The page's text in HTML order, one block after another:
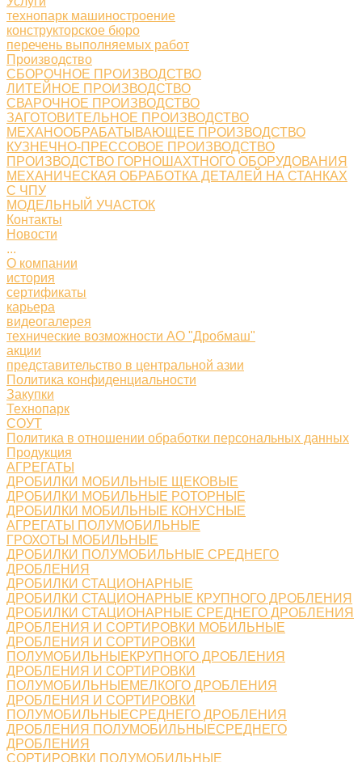
технопарк машиностроение
конструкторское бюро
перечень выполняемых работ
Производство
СБОРОЧНОЕ ПРОИЗВОДСТВО
ЛИТЕЙНОЕ ПРОИЗВОДСТВО
СВАРОЧНОЕ ПРОИЗВОДСТВО
ЗАГОТОВИТЕЛЬНОЕ ПРОИЗВОДСТВО
МЕХАНООБРАБАТЫВАЮЩЕЕ ПРОИЗВОДСТВО
КУЗНЕЧНО-ПРЕССОВОЕ ПРОИЗВОДСТВО
ПРОИЗВОДСТВО ГОРНОШАХТНОГО ОБОРУДОВАНИЯ
МЕХАНИЧЕСКАЯ ОБРАБОТКА ДЕТАЛЕЙ НА СТАНКАХ
С ЧПУ
МОДЕЛЬНЫЙ УЧАСТОК
Контакты
Новости
...
О компании
история
сертификаты
карьера
видеогалерея
технические возможности АО "Дробмаш"
акции
представительство в центральной азии
Политика конфиденциальности
Закупки
Технопарк
СОУТ
Политика в отношении обработки персональных данных
Продукция
АГРЕГАТЫ
ДРОБИЛКИ МОБИЛЬНЫЕ ЩЕКОВЫЕ
ДРОБИЛКИ МОБИЛЬНЫЕ РОТОРНЫЕ
ДРОБИЛКИ МОБИЛЬНЫЕ КОНУСНЫЕ
АГРЕГАТЫ ПОЛУМОБИЛЬНЫЕ
ГРОХОТЫ МОБИЛЬНЫЕ
ДРОБИЛКИ ПОЛУМОБИЛЬНЫЕ СРЕДНЕГО
ДРОБЛЕНИЯ
ДРОБИЛКИ СТАЦИОНАРНЫЕ
ДРОБИЛКИ СТАЦИОНАРНЫЕ КРУПНОГО ДРОБЛЕНИЯ
ДРОБИЛКИ СТАЦИОНАРНЫЕ СРЕДНЕГО ДРОБЛЕНИЯ
ДРОБЛЕНИЯ И СОРТИРОВКИ МОБИЛЬНЫЕ
ДРОБЛЕНИЯ И СОРТИРОВКИ
ПОЛУМОБИЛЬНЫЕКРУПНОГО ДРОБЛЕНИЯ
ДРОБЛЕНИЯ И СОРТИРОВКИ
ПОЛУМОБИЛЬНЫЕМЕЛКОГО ДРОБЛЕНИЯ
ДРОБЛЕНИЯ И СОРТИРОВКИ
ПОЛУМОБИЛЬНЫЕСРЕДНЕГО ДРОБЛЕНИЯ
ДРОБЛЕНИЯ ПОЛУМОБИЛЬНЫЕСРЕДНЕГО
ДРОБЛЕНИЯ
СОРТИРОВКИ ПОЛУМОБИЛЬНЫЕ